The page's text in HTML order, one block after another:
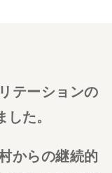
テーションの
た。
からの継続的